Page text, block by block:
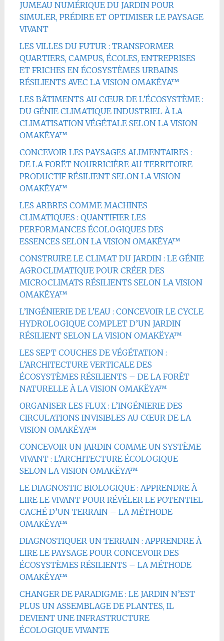
JUMEAU NUMÉRIQUE DU JARDIN POUR
SIMULER, PRÉDIRE ET OPTIMISER LE PAYSAGE
VIVANT
LES VILLES DU FUTUR : TRANSFORMER
QUARTIERS, CAMPUS, ÉCOLES, ENTREPRISES
ET FRICHES EN ÉCOSYSTÈMES URBAINS
RÉSILIENTS AVEC LA VISION OMAKËYA™
LES BÂTIMENTS AU CŒUR DE L’ÉCOSYSTÈME :
DU GÉNIE CLIMATIQUE INDUSTRIEL À LA
CLIMATISATION VÉGÉTALE SELON LA VISION
OMAKËYA™
CONCEVOIR LES PAYSAGES ALIMENTAIRES :
DE LA FORÊT NOURRICIÈRE AU TERRITOIRE
PRODUCTIF RÉSILIENT SELON LA VISION
OMAKËYA™
LES ARBRES COMME MACHINES
CLIMATIQUES : QUANTIFIER LES
PERFORMANCES ÉCOLOGIQUES DES
ESSENCES SELON LA VISION OMAKËYA™
CONSTRUIRE LE CLIMAT DU JARDIN : LE GÉNIE
AGROCLIMATIQUE POUR CRÉER DES
MICROCLIMATS RÉSILIENTS SELON LA VISION
OMAKËYA™
L’INGÉNIERIE DE L’EAU : CONCEVOIR LE CYCLE
HYDROLOGIQUE COMPLET D’UN JARDIN
RÉSILIENT SELON LA VISION OMAKËYA™
LES SEPT COUCHES DE VÉGÉTATION :
L’ARCHITECTURE VERTICALE DES
ÉCOSYSTÈMES RÉSILIENTS – DE LA FORÊT
NATURELLE À LA VISION OMAKËYA™
ORGANISER LES FLUX : L’INGÉNIERIE DES
CIRCULATIONS INVISIBLES AU CŒUR DE LA
VISION OMAKËYA™
CONCEVOIR UN JARDIN COMME UN SYSTÈME
VIVANT : L’ARCHITECTURE ÉCOLOGIQUE
SELON LA VISION OMAKËYA™
LE DIAGNOSTIC BIOLOGIQUE : APPRENDRE À
LIRE LE VIVANT POUR RÉVÉLER LE POTENTIEL
CACHÉ D’UN TERRAIN – LA MÉTHODE
OMAKËYA™
DIAGNOSTIQUER UN TERRAIN : APPRENDRE À
LIRE LE PAYSAGE POUR CONCEVOIR DES
ÉCOSYSTÈMES RÉSILIENTS – LA MÉTHODE
OMAKËYA™
CHANGER DE PARADIGME : LE JARDIN N’EST
PLUS UN ASSEMBLAGE DE PLANTES, IL
DEVIENT UNE INFRASTRUCTURE
ÉCOLOGIQUE VIVANTE